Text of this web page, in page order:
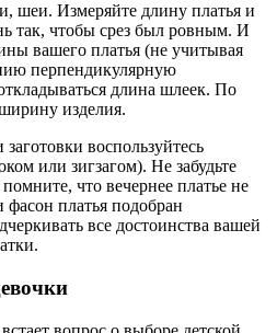
шеи. Измеряйте длину платья и
так, чтобы срез был ровным. И
вашего платья (не учитывая
перпендикулярную
длина шлеек. По
изделия.
воспользуйтесь
или зигзагом). Не забудьте
что вечернее платье не
платья подобран
все достоинства вашей